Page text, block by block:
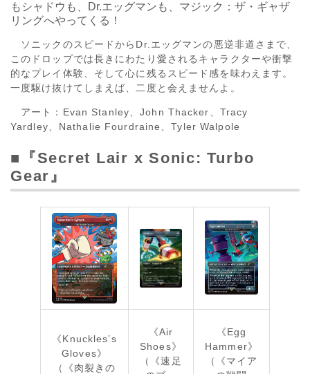
もシャドウも、Dr.エッグマンも、マジック：ザ・ギャザ
リングへやってくる！
ソニックのスピードからDr.エッグマンの悪逆非道さまで、
このドロップでは長きにわたり愛されるキャラクターや衝撃
的なプレイ体験、そして心に残るスピード感を味わえます。
一度駆け抜けてしまえば、二度と会えませんよ。
アート：Evan Stanley、John Thacker、Tracy
Yardley、Nathalie Fourdraine、Tyler Walpole
■『Secret Lair x Sonic: Turbo
Gear』
《Knuckles’s
Gloves》
（《肉裂きの
《Air
Shoes》
（《速足
《Egg
Hammer》
（《マイア